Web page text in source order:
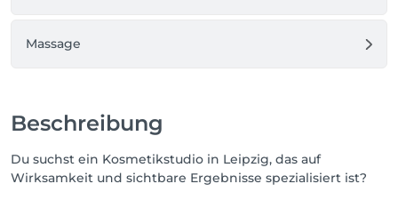
Massage
Beschreibung
Du suchst ein Kosmetikstudio in Leipzig, das auf
Wirksamkeit und sichtbare Ergebnisse spezialisiert ist?